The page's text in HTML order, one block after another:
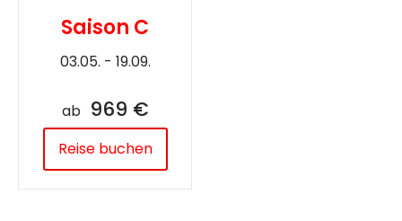
Saison C
03.05. - 19.09.
ab 969 €
Reise buchen